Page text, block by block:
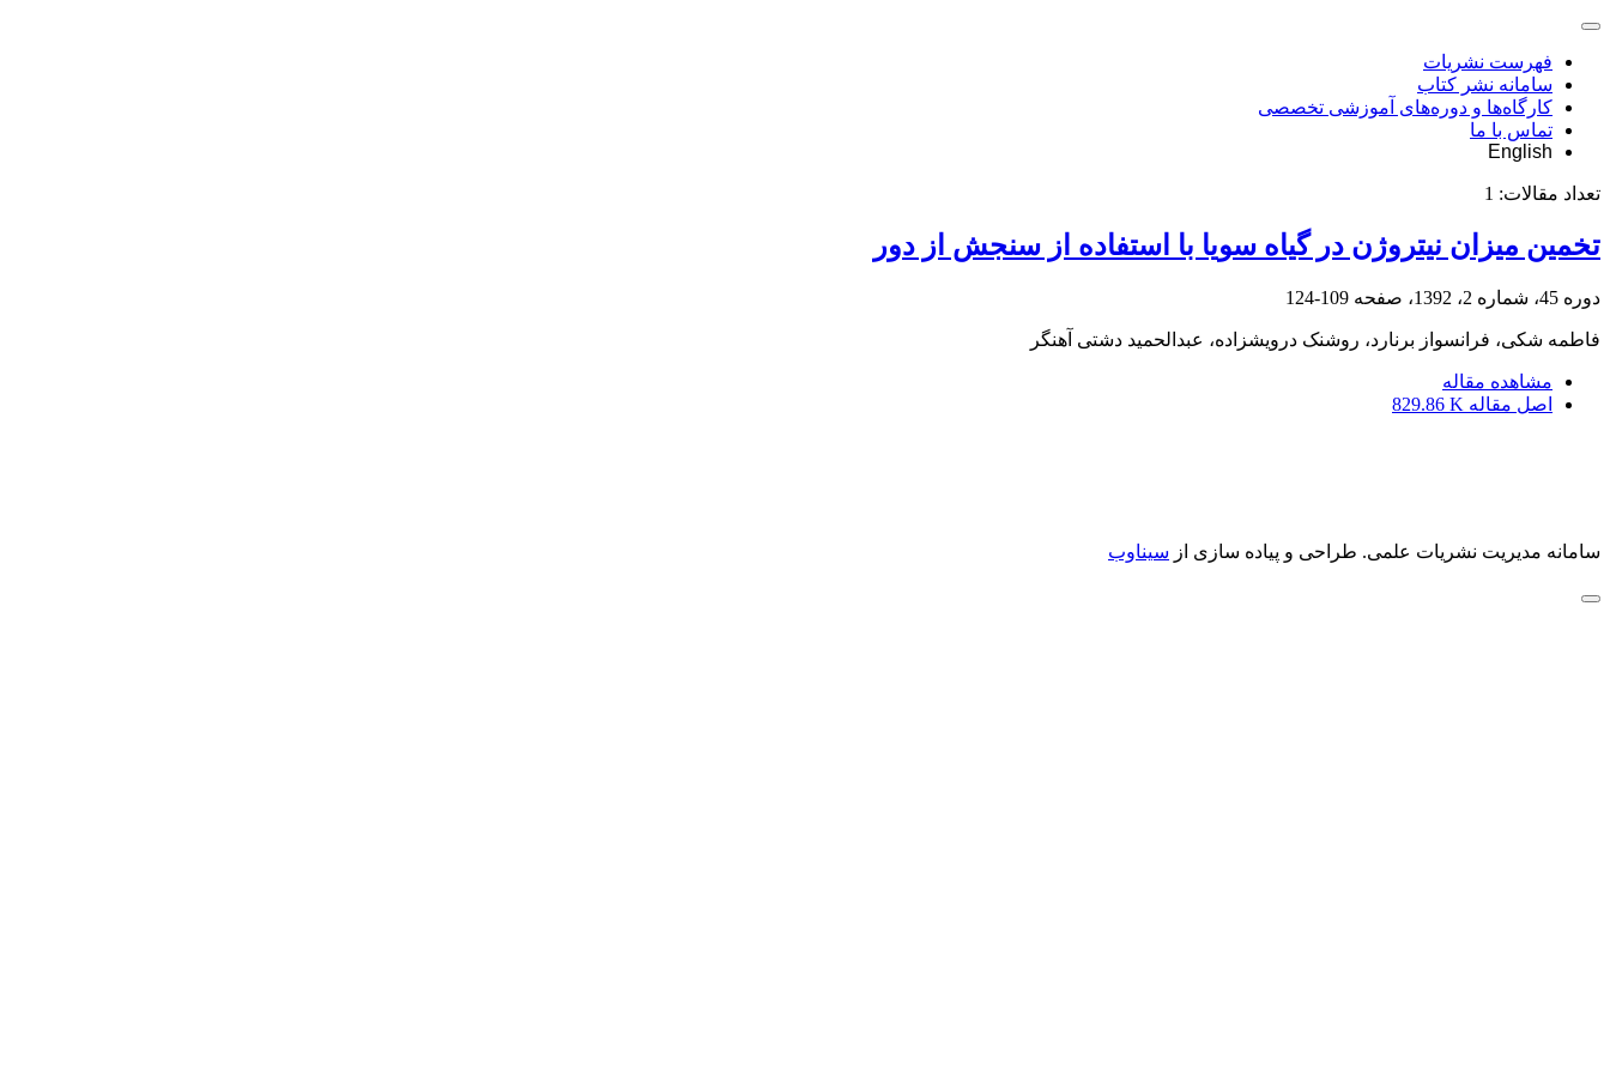
فهرست نشریات
سامانه نشر کتاب
کارگاه‌ها و دوره‌های آموزشی تخصصی
تماس با ما
English
تعداد مقالات: 1
تخمین میزان نیتروژن در گیاه سویا با استفاده از سنجش از دور
دوره 45، شماره 2، 1392، صفحه 109-124
فاطمه شکی، فرانسواز برنارد، روشنک درویش‎زاده، عبدالحمید دشتی آهنگر
مشاهده مقاله
اصل مقاله 829.86 K
سامانه مدیریت نشریات علمی. طراحی و پیاده سازی از سیناوب